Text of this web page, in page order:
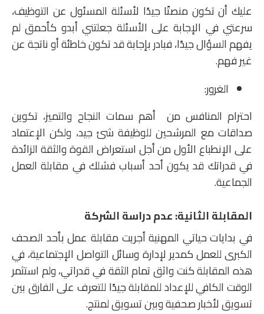
عليك أن تكون منصتًا جيدًا لأسئلة المسئول عن التوظيف،
سرعتي في الإجابة على الأسئلة جعلتني أبدو كأحمق لم
يفهم السؤال جيدًا، فبادر بإجابة قد تكون خاطئة أو ناتجة عن
غير فهم.
الغرور:
احترام المنافس من أهم سمات النجاح والتميز، تكوين
صداقات مع المرشحين للوظيفة شئ جيد، ولكن الإعتماد
على الإنطباع الأول من أجل استعراض القوة والثقة الزائدة
في قدراتك قد يكون أحد أسباب فشلك في مقابلة العمل
الجماعية.
المقابلة الثانية:عدم دراسة الشركة
في بدايات حياتي المهنية أجريت مقابلة عمل بأحد الصحف
الكبرى للعمل كمدير لإدارة وسائل التواصل الإجتماعية، في
هذه المقابلة كنت واثق تمام الثقة في قدراتي، ولم استثمر
الوقت الكافي للإعداد للمقابلة جيدًا للتعرف على الفارق بين
تسويق لأخبار صحفية وبين تسويق لمنتج.